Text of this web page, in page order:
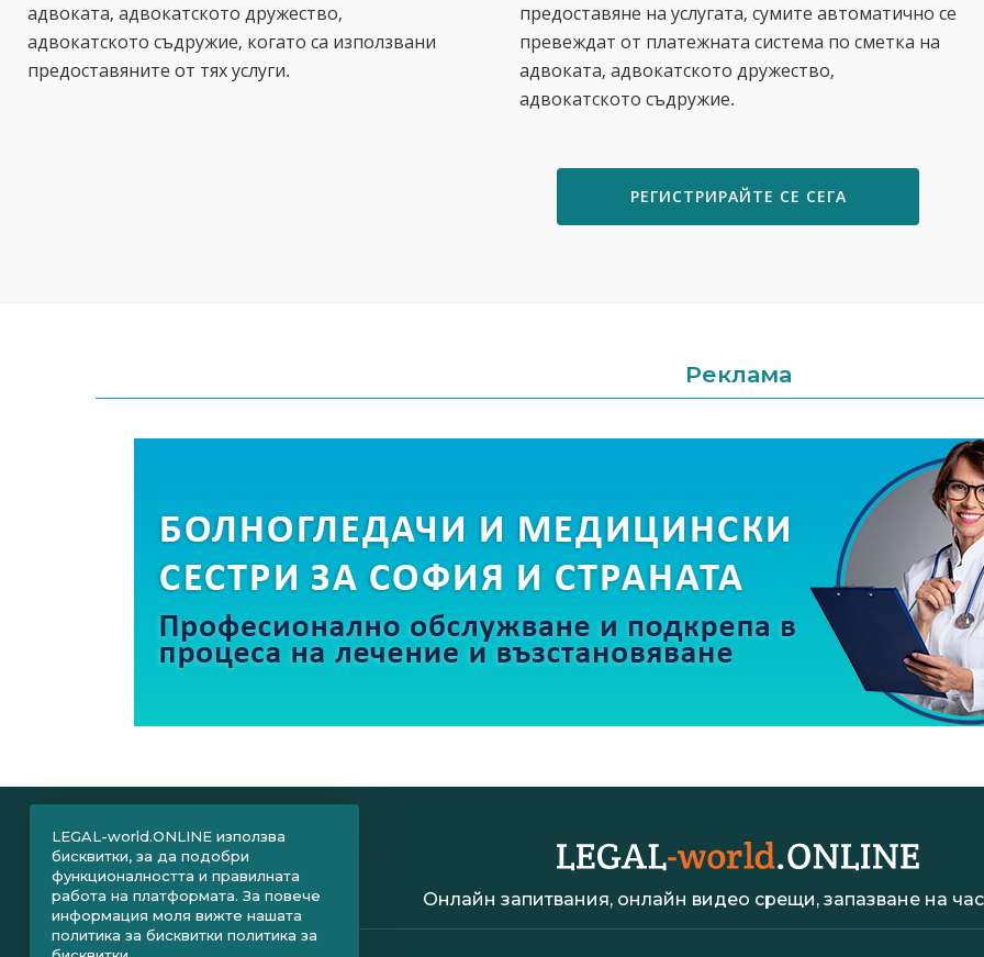
адвоката, адвокатското дружество,
адвокатското съдружие, когато са използвани
предоставяните от тях услуги.
предоставяне на услугата, сумите автоматично се
превеждат от платежната система по сметка на
адвоката, адвокатското дружество,
адвокатското съдружие.
РЕГИСТРИРАЙТЕ СЕ СЕГА
Реклама
Онлайн запитвания, онлайн видео срещи, запазване на
LEGAL-world.ONLINE използва
бисквитки, за да подобри
функционалността и правилната
работа на платформата. За повече
информация моля вижте нашата
политика за бисквитки политика за